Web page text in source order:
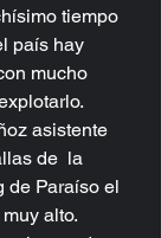
tiempo
país hay
mucho
asistente
de  la
de Paraíso el
alto.